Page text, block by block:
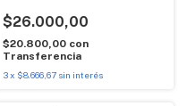
$26.000,00
$20.800,00 con
Transferencia
3 x $8.666,67 sin interés